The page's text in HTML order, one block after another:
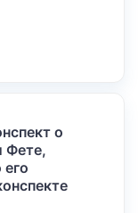
о
Фете,